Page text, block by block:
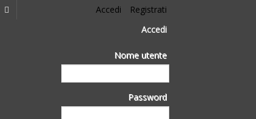
Accedi
Registrati
Accedi
Nome utente
Password